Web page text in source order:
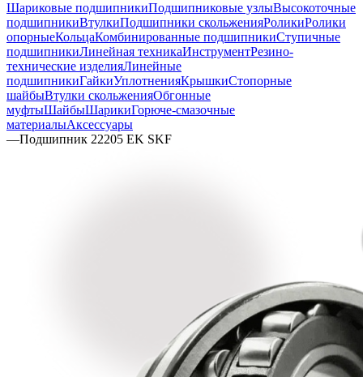
Шариковые подшипникиПодшипниковые узлыВысокоточные
подшипникиВтулкиПодшипники скольженияРоликиРолики
опорныеКольцаКомбинированные подшипникиСтупичные
подшипникиЛинейная техникаИнструментРезино-
технические изделияЛинейные
подшипникиГайкиУплотненияКрышкиСтопорные
шайбыВтулки скольженияОбгонные
муфтыШайбыШарикиГорюче-смазочные
материалыАксессуары
—Подшипник 22205 EK SKF